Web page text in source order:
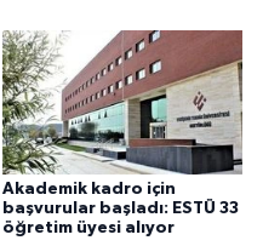
Akademik kadro için
başvurular başladı: ESTÜ 33
öğretim üyesi alıyor